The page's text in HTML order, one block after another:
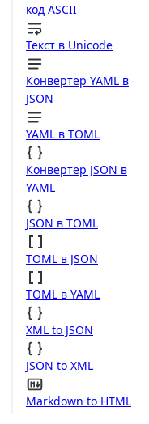
код ASCII
Текст в Unicode
Конвертер YAML в
JSON
YAML в TOML
Конвертер JSON в
YAML
JSON в TOML
TOML в JSON
TOML в YAML
XML to JSON
JSON to XML
Markdown to HTML